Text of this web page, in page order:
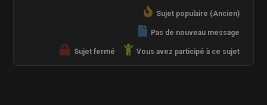
Sujet populaire (Ancien)
Pas de nouveau message
Vous avez participé à ce sujet
Sujet fermé